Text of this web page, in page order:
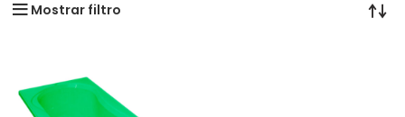
Mostrar filtro